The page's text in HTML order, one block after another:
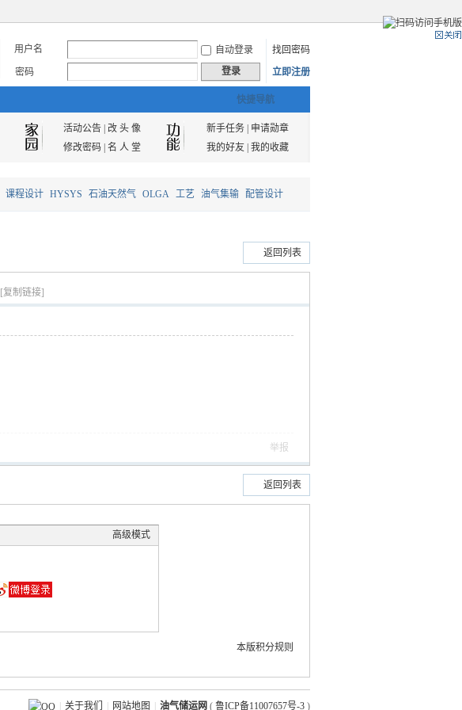
用户名 自动登录
找回密码
密码
登录 立即注册
快捷导航
活动公告| 改 头 像 新手任务|
申请勋章
修改密码| 名 人 堂 我的好友| 我的收藏
课程设计 HYSYS 石油天然气 OLGA 工艺 油气集输 配管设计
返回列表
[复制链接]
举报
返回列表
高级模式
本版积分规则
关于我们 网站地图 油气储运网 ( 鲁ICP备11007657号-3 )